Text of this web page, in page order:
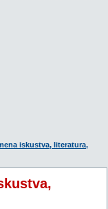
iskustva, literatura,